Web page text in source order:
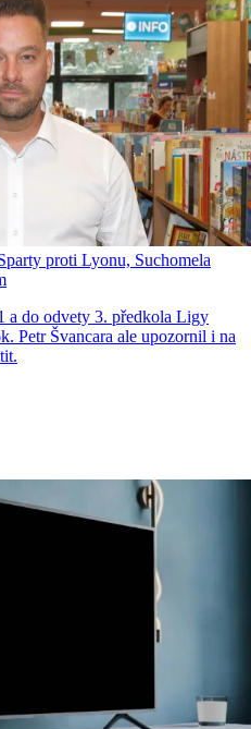
proti Lyonu, Suchomela
a do odvety 3. předkola Ligy
Petr Švancara ale upozornil i na